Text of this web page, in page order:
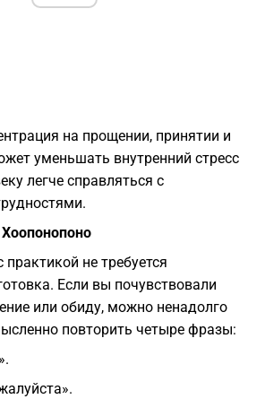
на прощении, принятии и
уменьшать внутренний стресс
легче справляться с
не требуется
Если вы почувствовали
или обиду, можно ненадолго
повторить четыре фразы: